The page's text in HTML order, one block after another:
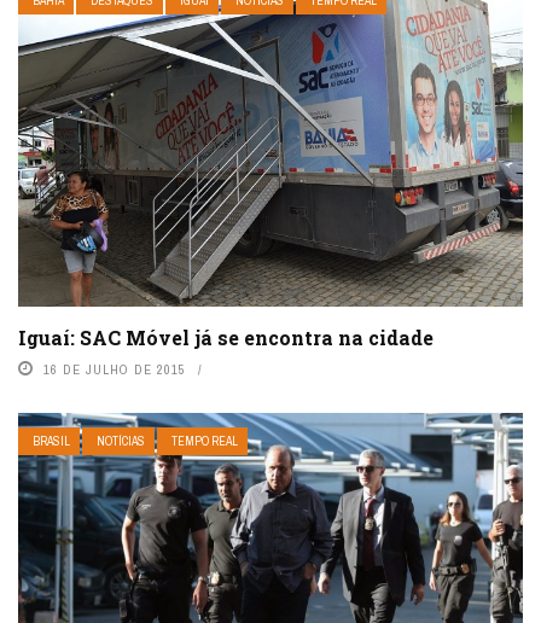
Iguaí: SAC Móvel já se encontra na cidade
16 DE JULHO DE 2015
BRASIL NOTÍCIAS TEMPO REAL